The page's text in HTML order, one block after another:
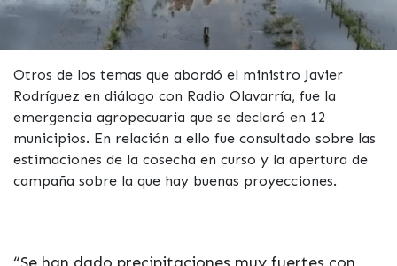
Otros de los temas que abordó el ministro Javier
Rodríguez en diálogo con Radio Olavarría, fue la
emergencia agropecuaria que se declaró en 12
municipios. En relación a ello fue consultado sobre las
estimaciones de la cosecha en curso y la apertura de
campaña sobre la que hay buenas proyecciones.
“Se han dado precipitaciones muy fuertes con